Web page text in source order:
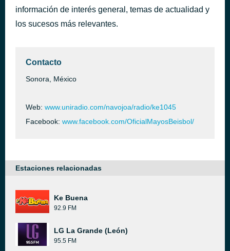
información de interés general, temas de actualidad y
los sucesos más relevantes.
Contacto
Sonora, México
Web: www.uniradio.com/navojoa/radio/ke1045
Facebook: www.facebook.com/OficialMayosBeisbol/
Estaciones relacionadas
Ke Buena
92.9 FM
LG La Grande (León)
95.5 FM